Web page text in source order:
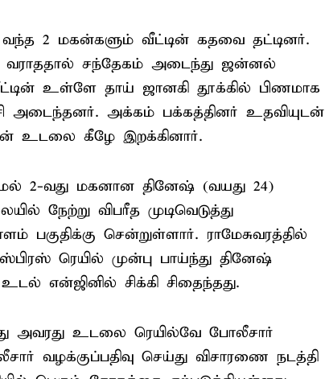
வந்த 2 மகன்களும் வீட்டின் கதவை தட்டினர்.
சந்தேகம் அடைந்து ஜன்னல்
உள்ளே தாய் ஜானகி தூக்கில் பிணமாக
அடைந்தனர். அக்கம் பக்கத்தினர் உதவியுடன்
உடலை கீழே இறக்கினார்.
2-வது மகனான தினேஷ் (வயது 24)
நேற்று விபரீத முடிவெடுத்து
சென்றுள்ளார். ராமேசுவரத்தில்
ரெயில் முன்பு பாய்ந்து தினேஷ்
என்ஜினில் சிக்கி சிதைந்தது.
அவரது உடலை ரெயில்வே போலீசார்
வழக்குப்பதிவு செய்து விசாரணை நடத்தி